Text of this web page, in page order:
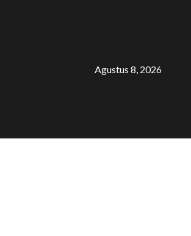
Agustus 8, 2026